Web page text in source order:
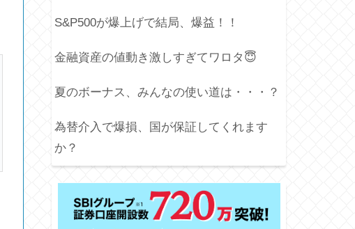
S&P500が爆上げで結局、爆益！！
金融資産の値動き激しすぎてワロタ😇
夏のボーナス、みんなの使い道は・・・？
為替介入で爆損、国が保証してくれます
か？